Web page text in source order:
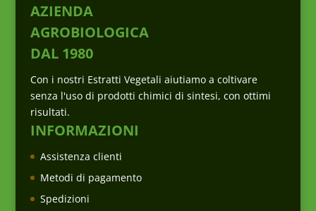
AZIENDA
AGROBIOLOGICA
DAL 1980
Con i nostri Estratti Vegetali aiutiamo a coltivare
senza l'uso di prodotti chimici di sintesi, con ottimi
risultati.
INFORMAZIONI
Assistenza clienti
Metodi di pagamento
Spedizioni